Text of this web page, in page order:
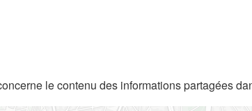
le contenu des informations partagées